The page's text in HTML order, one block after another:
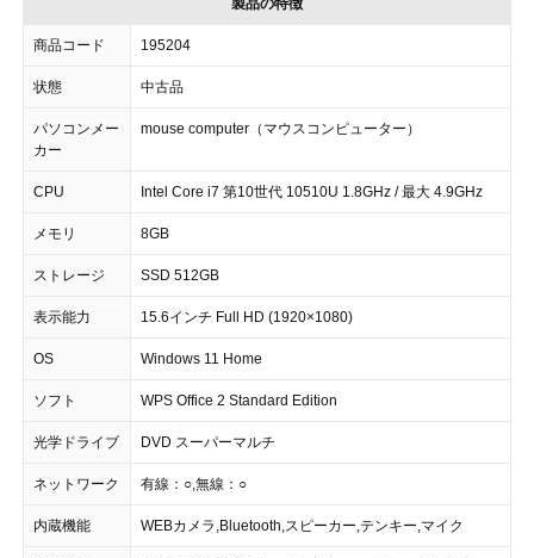
製品の特徴
商品コード 195204
状態 中古品
パソコンメー
カー
mouse computer（マウスコンピューター）
CPU Intel Core i7 第10世代 10510U 1.8GHz / 最大 4.9GHz
メモリ 8GB
ストレージ SSD 512GB
表示能力 15.6インチ Full HD (1920×1080)
OS Windows 11 Home
ソフト WPS Office 2 Standard Edition
光学ドライブ DVD スーパーマルチ
ネットワーク 有線：○,無線：○
内蔵機能 WEBカメラ,Bluetooth,スピーカー,テンキー,マイク